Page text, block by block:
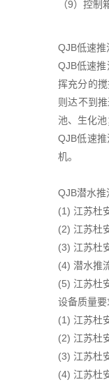
（9）控
QJB低速
QJB低速
挥充分的
则达不到
池、生化
QJB低速
机。
QJB潜水
(1) 江苏杜
(2) 江苏杜
(3) 江苏杜
(4) 潜水推
(5) 江苏杜
设备质量要
(1) 江苏杜
(2) 江苏杜
(3) 江苏杜
(4) 江苏杜